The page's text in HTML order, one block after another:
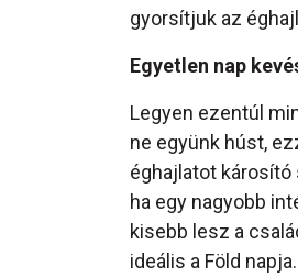
gyorsítjuk az
Egyetlen nap
Legyen ezentúl
ne együnk húst,
éghajlatot károsító
ha egy nagyobb
kisebb lesz a
ideális a Föld